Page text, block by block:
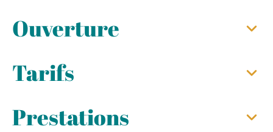
Ouverture
Tarifs
Prestations